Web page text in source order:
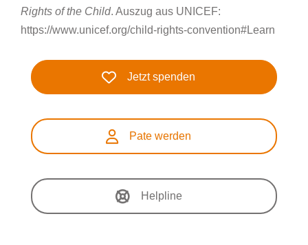
Rights of the Child. Auszug aus UNICEF:
https://www.unicef.org/child-rights-convention#Learn
Jetzt spenden
Pate werden
Helpline